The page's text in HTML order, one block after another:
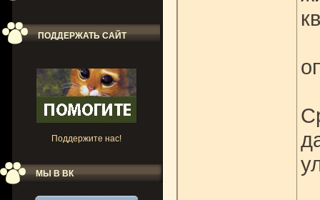
ПОДДЕРЖАТЬ САЙТ
Поддержите нас!
МЫ В ВК